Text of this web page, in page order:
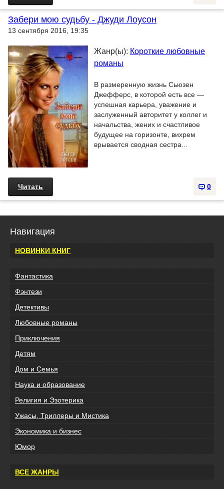
Забери мою судьбу - Джуди Лоусон
13 сентября 2016, 19:35
Жанр(ы): Короткие любовные
романы
В размеренную жизнь Сьюзен
Джефферс, в которой есть все —
успешная карьера, уважение и
заслуженный авторитет у коллег и
начальства, жених и счастливое
будущее на горизонте, вихрем
врывается сводная сестра...
0
Читать
Навигация
НОВИНКИ КНИГ
Фантастика
Фэнтези
Детективы
Любовные романы
Приключения
Детям
Дом и Семья
Наука и образование
Религия и Эзотерика
Ужасы, Триллеры и Мистика
Экономика и бизнес
Юмор
ВСЕ ЖАНРЫ